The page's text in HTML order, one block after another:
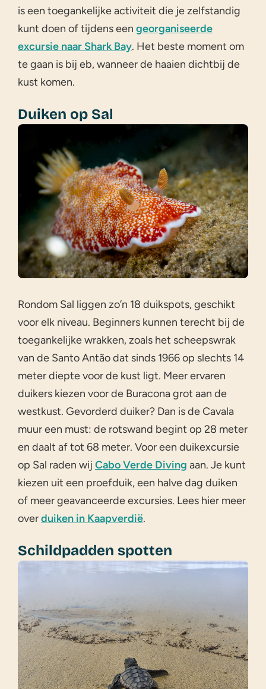
is een toegankelijke activiteit die je zelfstandig
kunt doen of tijdens een georganiseerde
excursie naar Shark Bay. Het beste moment om
te gaan is bij eb, wanneer de haaien dichtbij de
kust komen.
Duiken op Sal
Rondom Sal liggen zo’n 18 duikspots, geschikt
voor elk niveau. Beginners kunnen terecht bij de
toegankelijke wrakken, zoals het scheepswrak
van de Santo Antão dat sinds 1966 op slechts 14
meter diepte voor de kust ligt. Meer ervaren
duikers kiezen voor de Buracona grot aan de
westkust. Gevorderd duiker? Dan is de Cavala
muur een must: de rotswand begint op 28 meter
en daalt af tot 68 meter. Voor een duikexcursie
op Sal raden wij Cabo Verde Diving aan. Je kunt
kiezen uit een proefduik, een halve dag duiken
of meer geavanceerde excursies. Lees hier meer
overduiken in Kaapverdië.
Schildpadden spotten